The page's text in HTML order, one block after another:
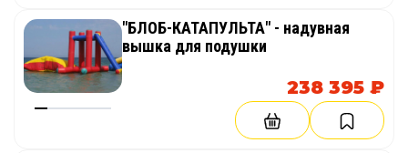
"БЛОБ-КАТАПУЛЬТА" - надувная
вышка для подушки
238 395 ₽